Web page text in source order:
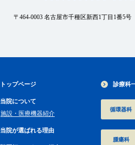
〒464-0003 名古屋市千種区新西1丁目1番5号
トップページ
当院について
施設・医療機器紹介
当院が選ばれる理由
診療科
循環器科
腫瘍科